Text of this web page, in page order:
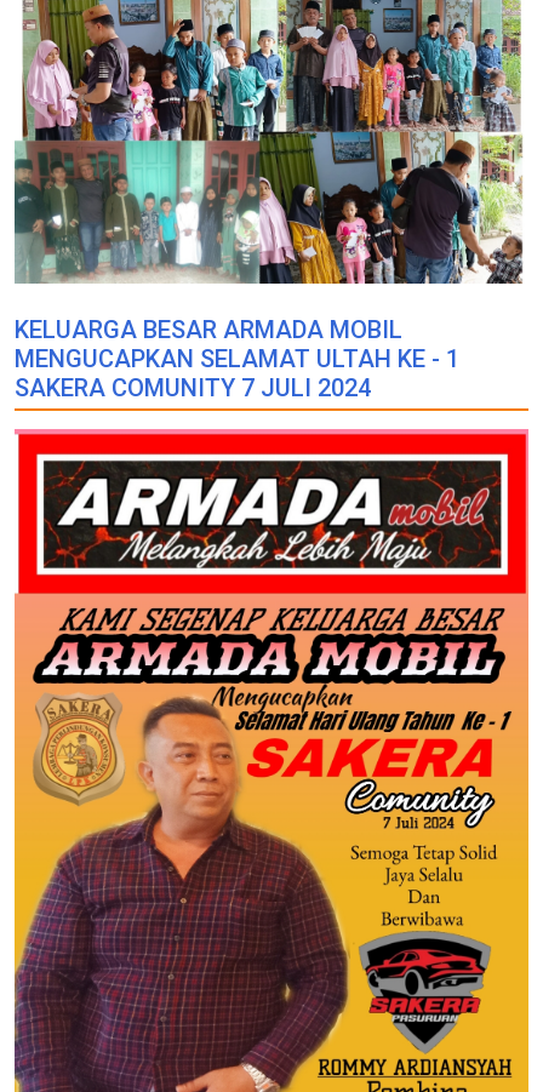
KELUARGA BESAR ARMADA MOBIL
MENGUCAPKAN SELAMAT ULTAH KE - 1
SAKERA COMUNITY 7 JULI 2024